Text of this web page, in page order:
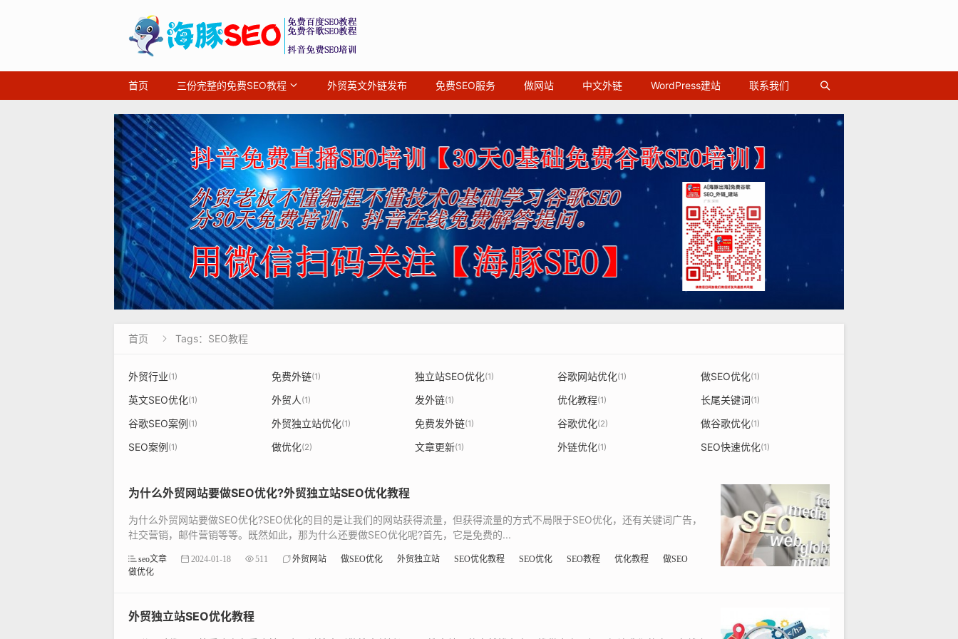
首页 三份完整的免费SEO教程 外贸英文外链发布 免费SEO服务 做网站 中文外链 WordPress建站 联系我们
首页  Tags：SEO教程
外贸行业(1) 免费外链(1) 独立站SEO优化(1) 谷歌网站优化(1) 做SEO优化(1)
英文SEO优化(1) 外贸人 (1) 发外链(1) 优化教程(1) 长尾关键词(1)
谷歌SEO案例(1) 外贸独立站优化(1) 免费发外链(1) 谷歌优化(2) 做谷歌优化(1)
SEO案例(1) 做优化(2) 文章更新(1) 外链优化(1) SEO快速优化(1)
为什么外贸网站要做SEO优化?外贸独立站SEO优化教程
为什么外贸网站要做SEO优化?SEO优化的目的是让我们的网站获得流量，但获得流量的方式不局限于SEO优化，还有关键词广告，
社交营销，邮件营销等等。既然如此，那为什么还要做SEO优化呢?首先，它是免费的...
seo文章 2024-01-18 511 外贸网站 做SEO优化 外贸独立站 SEO优化教程 SEO优化 SEO教程 优化教程
做SEO
做优化
外贸独立站SEO优化教程